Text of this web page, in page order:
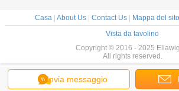
Invia messaggio
Casa About Us Contact Us Mappa del sito
Vista da tavolino
Copyright © 2016 - 2025
All rights reserved.